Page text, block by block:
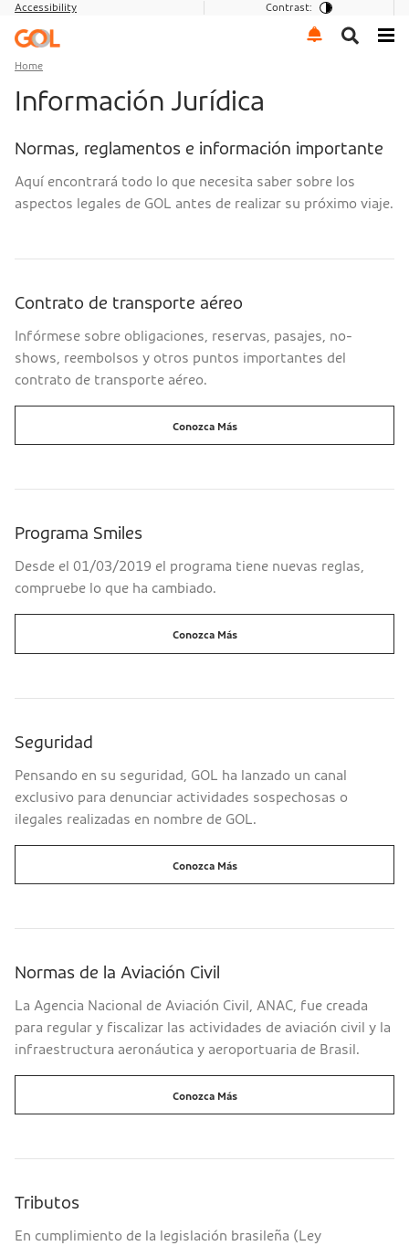
Accessibility Contrast:
Home
Información Jurídica
Normas, reglamentos e información importante
Aquí encontrará todo lo que necesita saber sobre los
aspectos legales de GOL antes de realizar su próximo viaje.
Contrato de transporte aéreo
Infórmese sobre obligaciones, reservas, pasajes, no-
shows, reembolsos y otros puntos importantes del
contrato de transporte aéreo.
Conozca Más
Programa Smiles
Desde el 01/03/2019 el programa tiene nuevas reglas,
compruebe lo que ha cambiado.
Conozca Más
Seguridad
Pensando en su seguridad, GOL ha lanzado un canal
exclusivo para denunciar actividades sospechosas o
ilegales realizadas en nombre de GOL.
Conozca Más
Normas de la Aviación Civil
La Agencia Nacional de Aviación Civil, ANAC, fue creada
para regular y fiscalizar las actividades de aviación civil y la
infraestructura aeronáutica y aeroportuaria de Brasil.
Conozca Más
Tributos
En cumplimiento de la legislación brasileña (Ley